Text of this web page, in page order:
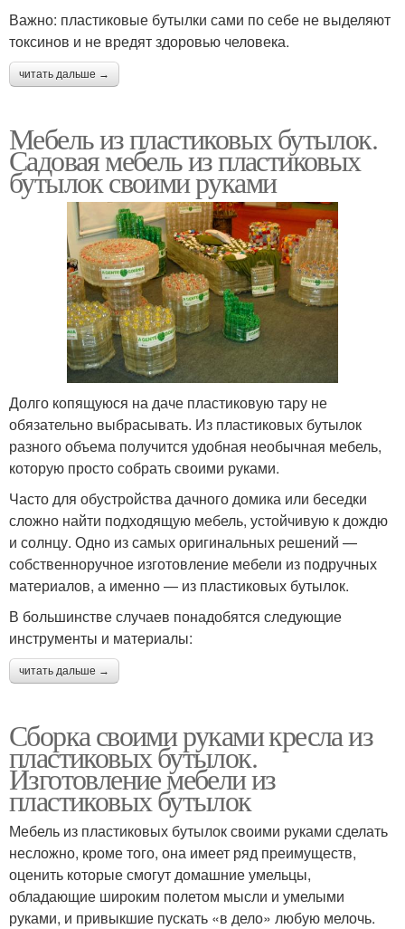
Важно: пластиковые бутылки сами по себе не выделяют
токсинов и не вредят здоровью человека.
читать дальше →
Мебель из пластиковых бутылок.
Садовая мебель из пластиковых
бутылок своими руками
Долго копящуюся на даче пластиковую тару не
обязательно выбрасывать. Из пластиковых бутылок
разного объема получится удобная необычная мебель,
которую просто собрать своими руками.
Часто для обустройства дачного домика или беседки
сложно найти подходящую мебель, устойчивую к дождю
и солнцу. Одно из самых оригинальных решений —
собственноручное изготовление мебели из подручных
материалов, а именно — из пластиковых бутылок.
В большинстве случаев понадобятся следующие
инструменты и материалы:
читать дальше →
Сборка своими руками кресла из
пластиковых бутылок.
Изготовление мебели из
пластиковых бутылок
Мебель из пластиковых бутылок своими руками сделать
несложно, кроме того, она имеет ряд преимуществ,
оценить которые смогут домашние умельцы,
обладающие широким полетом мысли и умелыми
руками, и привыкшие пускать «в дело» любую мелочь.